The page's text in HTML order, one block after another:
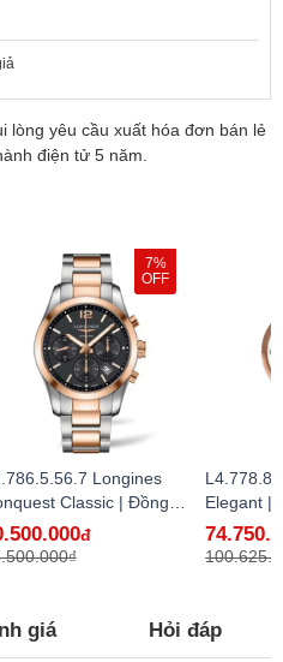
lòng yêu cầu xuất hóa đơn bán lẻ
điện tử 5 năm.
7%
OFF
Longines
Classic | Đồng
Longines Chính Hãng
Lẻ Tại VN
đ
Elegant |
Longines
Lẻ Tại VN
giá Hỏi đáp